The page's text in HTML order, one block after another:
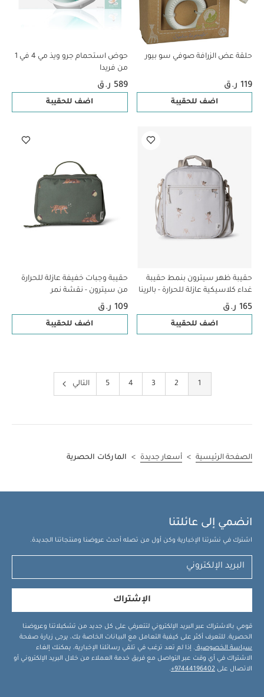
حلقة عض الزرافة صوفي سو بيور
119 ر.ق
اضف للحقيبة
حوض استحمام جرو ويذ مي 4 في 1
من فريدا
589 ر.ق
اضف للحقيبة
حقيبة ظهر سيترون بنمط حقيبة
غداء كلاسيكية عازلة للحرارة - بالرينا
165 ر.ق
اضف للحقيبة
حقيبة وجبات خفيفة عازلة للحرارة
من سيترون - نقشة نمر
109 ر.ق
اضف للحقيبة
1
2
3
4
5 التالي
الصفحة الرئيسية > أسعار جديدة > الماركات الحصرية
انضمي إلى عائلتنا
اشترك في نشرتنا الإخبارية وكن أول من تصله أحدث عروضنا ومنتجاتنا الجديدة.
الإشتراك
قومي بالاشتراك عبر البريد الإلكتروني لتتعرفي على كل جديد من تشكيلاتنا وعروضنا
الحصرية. للتعرف أكثر على كيفية التعامل مع البيانات الخاصة بك، يرجى زيارة صفحة
سياسة الخصوصية . إذا لم تعد ترغب في تلقي رسائلنا الإخبارية، يمكنك إلغاء
الاشتراك في أي وقت عبر التواصل مع فريق خدمة العملاء من خلال البريد الإلكتروني أو
الاتصال على 97444196402+
.